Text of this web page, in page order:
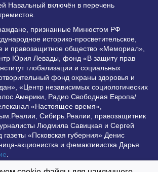
Навальный включён в перечень
признанные Минюстом РФ
историко-просветительское,
и правозащитное общество «Мемориал»,
Юрия Левады, фонд «В защиту прав
глобализации и социальных
фонд охраны здоровья и
«Центр независимых социологических
Америки, Радио Свободная Европа/
«Настоящее время»,
Сибирь.Реалии, правозащитник
Людмила Савицкая и Сергей
газеты «Псковская губерния» Денис
акционистка и фемактивистка Дарья